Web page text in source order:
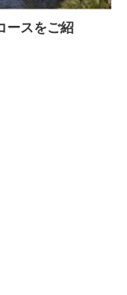
ースをご紹